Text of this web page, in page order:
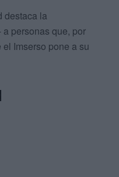
destaca la
personas que, por
Imserso pone a su